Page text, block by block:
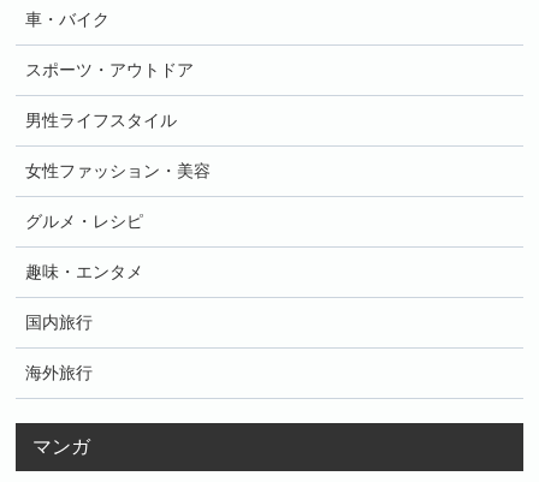
車・バイク
スポーツ・アウトドア
男性ライフスタイル
女性ファッション・美容
グルメ・レシピ
趣味・エンタメ
国内旅行
海外旅行
マンガ